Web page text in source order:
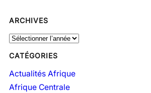
ARCHIVES
A
c
h
CATÉGORIES
Actualités Afrique
Afrique Centrale